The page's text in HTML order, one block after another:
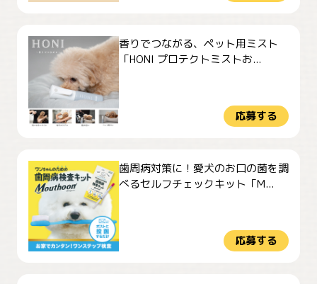
香りでつながる、ペット用ミスト
「HONI プロテクトミストお...
応募する
歯周病対策に！愛犬のお口の菌を調
べるセルフチェックキット「M...
応募する